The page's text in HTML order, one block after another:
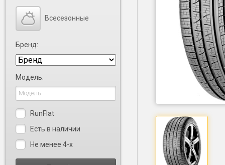
Всесезонные
Бренд:
Модель:
RunFlat
Есть в наличии
Не менее 4-х